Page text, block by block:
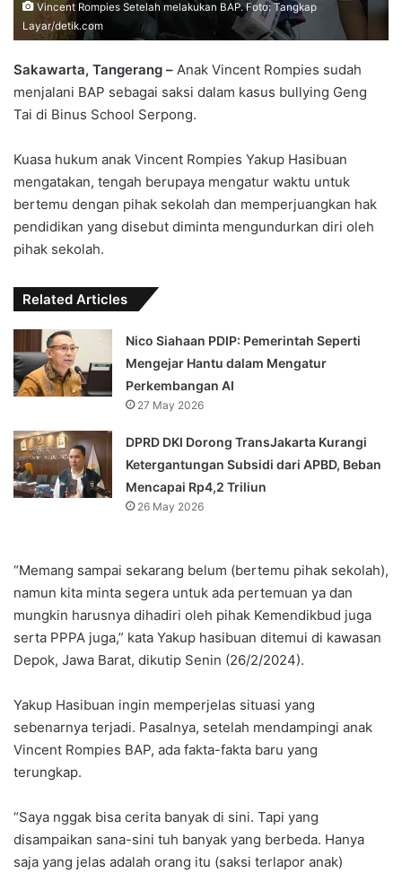
Vincent Rompies Setelah melakukan BAP. Foto: Tangkap
Layar/detik.com
Sakawarta, Tangerang – Anak Vincent Rompies sudah
menjalani BAP sebagai saksi dalam kasus bullying Geng
Tai di Binus School Serpong.
Kuasa hukum anak Vincent Rompies Yakup Hasibuan
mengatakan, tengah berupaya mengatur waktu untuk
bertemu dengan pihak sekolah dan memperjuangkan hak
pendidikan yang disebut diminta mengundurkan diri oleh
pihak sekolah.
Related Articles
Nico Siahaan PDIP: Pemerintah Seperti
Mengejar Hantu dalam Mengatur
Perkembangan AI
27 May 2026
DPRD DKI Dorong TransJakarta Kurangi
Ketergantungan Subsidi dari APBD, Beban
Mencapai Rp4,2 Triliun
26 May 2026
“Memang sampai sekarang belum (bertemu pihak sekolah),
namun kita minta segera untuk ada pertemuan ya dan
mungkin harusnya dihadiri oleh pihak Kemendikbud juga
serta PPPA juga,” kata Yakup hasibuan ditemui di kawasan
Depok, Jawa Barat, dikutip Senin (26/2/2024).
Yakup Hasibuan ingin memperjelas situasi yang
sebenarnya terjadi. Pasalnya, setelah mendampingi anak
Vincent Rompies BAP, ada fakta-fakta baru yang
terungkap.
“Saya nggak bisa cerita banyak di sini. Tapi yang
disampaikan sana-sini tuh banyak yang berbeda. Hanya
saja yang jelas adalah orang itu (saksi terlapor anak)